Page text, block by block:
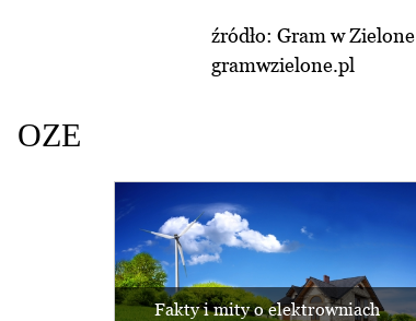
źródło: Gram w Zielone
gramwzielone.pl
OZE
Fakty i mity o elektrowniach